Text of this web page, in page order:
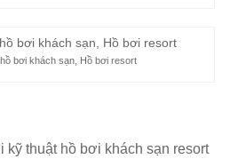
bơi khách sạn, Hồ bơi resort
kỹ thuật hồ bơi khách sạn resort